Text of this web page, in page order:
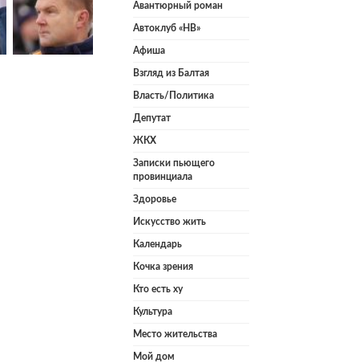
Авантюрный роман
Автоклуб «НВ»
Афиша
Взгляд из Балтая
Власть/Политика
Депутат
ЖКХ
Записки пьющего
провинциала
Здоровье
Искусство жить
Календарь
Кочка зрения
Кто есть ху
Культура
Место жительства
Мой дом